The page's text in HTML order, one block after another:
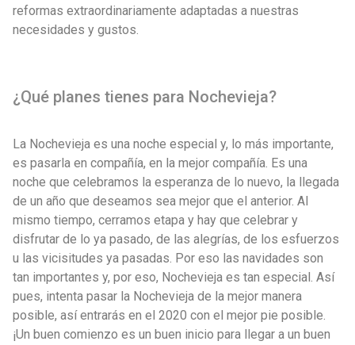
reformas extraordinariamente adaptadas a nuestras
necesidades y gustos.
¿Qué planes tienes para Nochevieja?
La Nochevieja es una noche especial y, lo más importante,
es pasarla en compañía, en la mejor compañía. Es una
noche que celebramos la esperanza de lo nuevo, la llegada
de un año que deseamos sea mejor que el anterior. Al
mismo tiempo, cerramos etapa y hay que celebrar y
disfrutar de lo ya pasado, de las alegrías, de los esfuerzos
u las vicisitudes ya pasadas. Por eso las navidades son
tan importantes y, por eso, Nochevieja es tan especial. Así
pues, intenta pasar la Nochevieja de la mejor manera
posible, así entrarás en el 2020 con el mejor pie posible.
¡Un buen comienzo es un buen inicio para llegar a un buen